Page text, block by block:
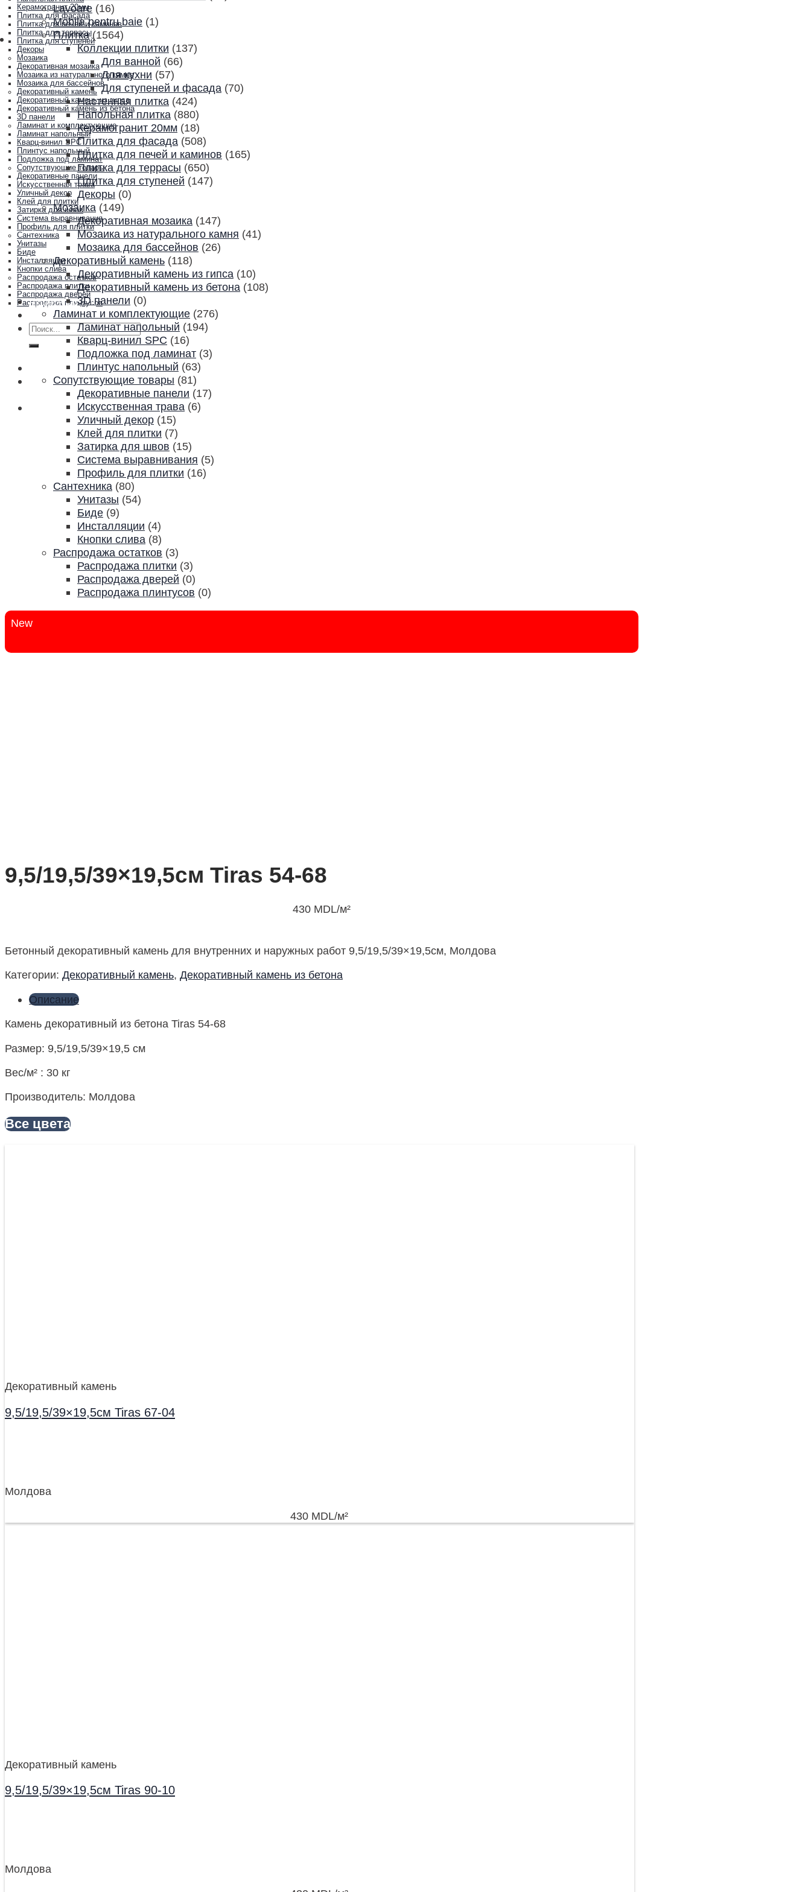
Керамогранит 20мм
Плитка для фасада
Плитка для печей и каминов
Плитка для террасы
Плитка для ступеней
Декоры
Мозаика
Декоративная мозаика
Мозаика из натурального камня
Мозаика для бассейнов
Декоративный камень
Декоративный камень из гипса
Декоративный камень из бетона
3D панели
Ламинат и комплектующие
Ламинат напольный
Кварц-винил SPC
Плинтус напольный
Подложка под ламинат
Сопутствующие товары
Декоративные панели
Искусственная трава
Уличный декор
Клей для плитки
Затирка для швов
Система выравнивания
Профиль для плитки
Сантехника
Унитазы
Биде
Инсталляции
Кнопки слива
Распродажа остатков
Распродажа плитки
Распродажа дверей
Распродажа плинтусов
Акции и скидки
Контакты
Искать:
Lavoare (16)
Mobila pentru baie (1)
Плитка (1564)
Коллекции плитки (137)
Для ванной (66)
Для кухни (57)
Для ступеней и фасада (70)
Настенная плитка (424)
Напольная плитка (880)
Керамогранит 20мм (18)
Плитка для фасада (508)
Плитка для печей и каминов (165)
Плитка для террасы (650)
Плитка для ступеней (147)
Декоры (0)
Мозаика (149)
Декоративная мозаика (147)
Мозаика из натурального камня (41)
Мозаика для бассейнов (26)
Декоративный камень (118)
Декоративный камень из гипса (10)
Декоративный камень из бетона (108)
3D панели (0)
Ламинат и комплектующие (276)
Ламинат напольный (194)
Кварц-винил SPC (16)
Подложка под ламинат (3)
Плинтус напольный (63)
Сопутствующие товары (81)
Декоративные панели (17)
Искусственная трава (6)
Уличный декор (15)
Клей для плитки (7)
Затирка для швов (15)
Система выравнивания (5)
Профиль для плитки (16)
Сантехника (80)
Унитазы (54)
Биде (9)
Инсталляции (4)
Кнопки слива (8)
Распродажа остатков (3)
Распродажа плитки (3)
Распродажа дверей (0)
Распродажа плинтусов (0)
New
9,5/19,5/39×19,5см Tiras 54-68
430 MDL/м²
Бетонный декоративный камень для внутренних и наружных работ 9,5/19,5/39×19,5см, Молдова
Категории: Декоративный камень, Декоративный камень из бетона
Описание
Камень декоративный из бетона Tiras 54-68
Размер: 9,5/19,5/39×19,5 см
Вес/м² : 30 кг
Производитель: Молдова
Все цвета
Декоративный камень
9,5/19,5/39×19,5см Tiras 67-04
Молдова
430 MDL/м²
Декоративный камень
9,5/19,5/39×19,5см Tiras 90-10
Молдова